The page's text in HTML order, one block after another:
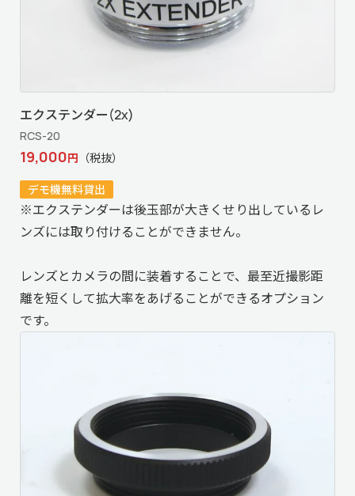
エクステンダー(2x)
RCS-20
19,000円 （税抜）
デモ機無料貸出
※エクステンダーは後玉部が大きくせり出しているレ
ンズには取り付けることができません。
レンズとカメラの間に装着することで、最至近撮影距
離を短くして拡大率をあげることができるオプション
です。